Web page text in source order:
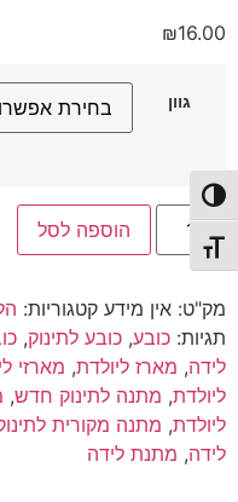
הפעל/כבה ניגודיות גבוהה
מתג גודל גופן
₪16.00
גוון
כמות
של
כובע
לתינוק
הוספה לסל
מק"ט: אין מידע קטגוריות:
תגיות: כובע, כובע לתינוק,
לידה, מארז ליולדת, מארזי
ליולדת, מתנה לתינוק חדש,
ליולדת, מתנה מקורית
לידה, מתנת לידה